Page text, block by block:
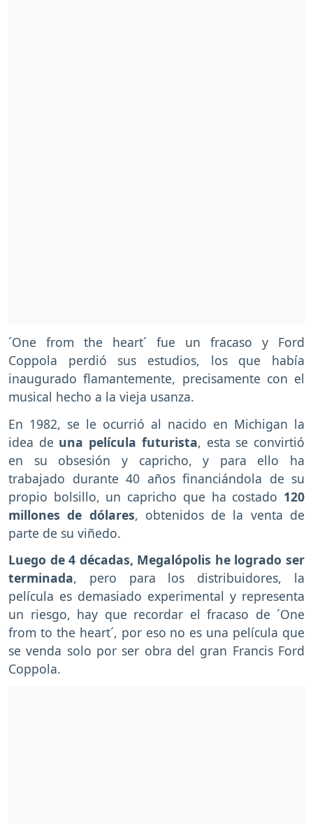
´One from the heart´ fue un fracaso y Ford
Coppola perdió sus estudios, los que había
inaugurado flamantemente, precisamente con el
musical hecho a la vieja usanza.
En 1982, se le ocurrió al nacido en Michigan la
idea de una película futurista, esta se convirtió
en su obsesión y capricho, y para ello ha
trabajado durante 40 años financiándola de su
propio bolsillo, un capricho que ha costado 120
millones de dólares, obtenidos de la venta de
parte de su viñedo.
Luego de 4 décadas, Megalópolis he logrado ser
terminada, pero para los distribuidores, la
película es demasiado experimental y representa
un riesgo, hay que recordar el fracaso de ´One
from to the heart´, por eso no es una película que
se venda solo por ser obra del gran Francis Ford
Coppola.